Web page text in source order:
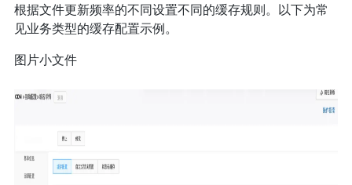
根据文件更新频率的不同设置不同的缓存规则。以下为常
见业务类型的缓存配置示例。
图片小文件